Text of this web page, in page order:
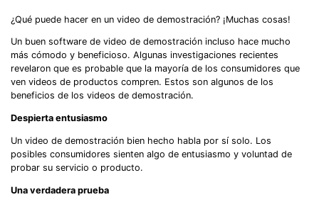
¿Qué puede hacer en un video de demostración? ¡Muchas cosas!
Un buen software de video de demostración incluso hace mucho
más cómodo y beneficioso. Algunas investigaciones recientes
revelaron que es probable que la mayoría de los consumidores que
ven videos de productos compren. Estos son algunos de los
beneficios de los videos de demostración.
Despierta entusiasmo
Un video de demostración bien hecho habla por sí solo. Los
posibles consumidores sienten algo de entusiasmo y voluntad de
probar su servicio o producto.
Una verdadera prueba